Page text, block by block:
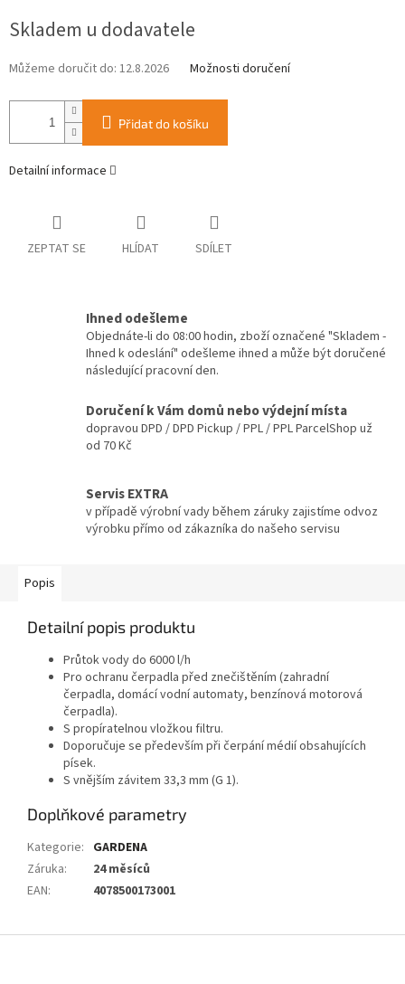
cena:
Skladem u dodavatele
Můžeme doručit do: 12.8.2026 Možnosti doručení
Přidat do košíku
Detailní informace
ZEPTAT SE HLÍDAT SDÍLET
Ihned odešleme
Objednáte-li do 08:00 hodin, zboží označené "Skladem -
Ihned k odeslání" odešleme ihned a může být doručené
následující pracovní den.
Doručení k Vám domů nebo výdejní místa
dopravou DPD / DPD Pickup / PPL / PPL ParcelShop už
od 70 Kč
Servis EXTRA
v případě výrobní vady během záruky zajistíme odvoz
výrobku přímo od zákazníka do našeho servisu
Popis
Detailní popis produktu
Průtok vody do 6000 l/h
Pro ochranu čerpadla před znečištěním (zahradní
čerpadla, domácí vodní automaty, benzínová motorová
čerpadla).
S propíratelnou vložkou filtru.
Doporučuje se především při čerpání médií obsahujících
písek.
S vnějším závitem 33,3 mm (G 1).
Doplňkové parametry
Kategorie: GARDENA
Záruka:
24 měsíců
EAN: 4078500173001